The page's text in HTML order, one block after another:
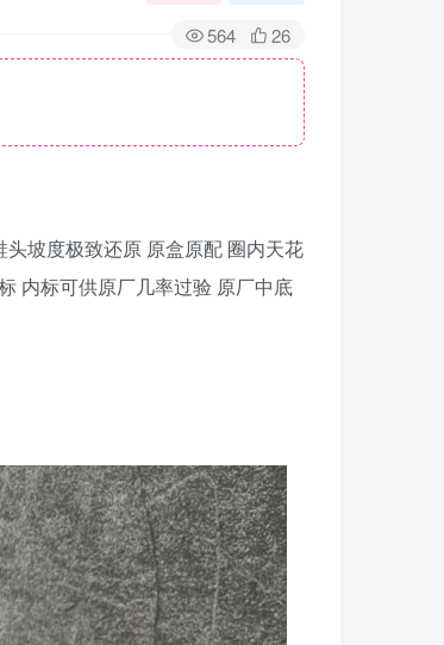
564 26
坡度极致还原 原盒原配 圈内天花
内标可供原厂几率过验 原厂中底